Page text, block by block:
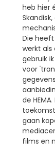
heb hier
Die
werkt
gebruik
voor
de
gaan
films en